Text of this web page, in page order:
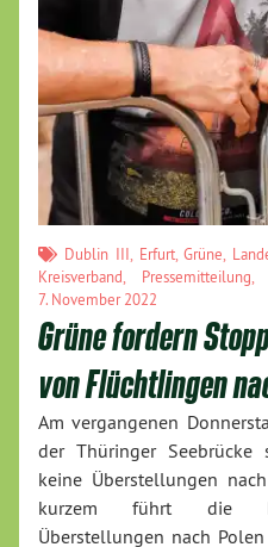
Dublin III Erfurt,Grüne
Kreisverband
Pressemitteilung
7. November 2022
Grüne fordern
von Flüchtlingen
Am vergangenen
der Thüringer
keine Überstellungen
kurzem führt die
Überstellungen nach